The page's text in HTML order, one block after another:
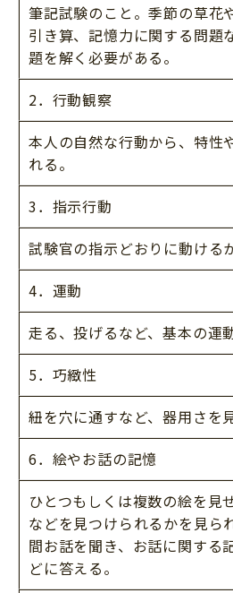
筆記試験のこと。季節の草花
引き算、記憶力に関する問題
題を解く必要がある。
2．行動観察
本人の自然な行動から、特性
れる。
3．指示行動
試験官の指示どおりに動ける
4．運動
走る、投げるなど、基本の運
5．巧緻性
紐を穴に通すなど、器用さを
6．絵やお話の記憶
ひとつもしくは複数の絵を見
などを見つけられるかを見ら
間お話を聞き、お話に関する
どに答える。